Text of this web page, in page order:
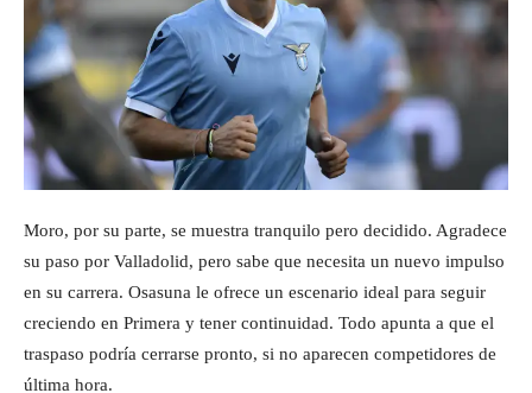
Moro, por su parte, se muestra tranquilo pero decidido. Agradece
su paso por Valladolid, pero sabe que necesita un nuevo impulso
en su carrera. Osasuna le ofrece un escenario ideal para seguir
creciendo en Primera y tener continuidad. Todo apunta a que el
traspaso podría cerrarse pronto, si no aparecen competidores de
última hora.